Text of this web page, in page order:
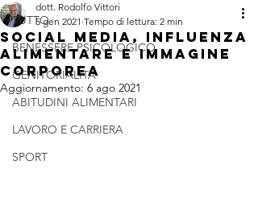
TUTTO
BENESSERE PSICOLOGICO
GENITORIALITÀ
ABITUDINI ALIMENTARI
LAVORO E CARRIERA
SPORT
Social media, influenza
alimentare e immagine
corporea
dott. Rodolfo Vittori
5 gen 2021 Tempo di lettura: 2 min
Aggiornamento: 6 ago 2021